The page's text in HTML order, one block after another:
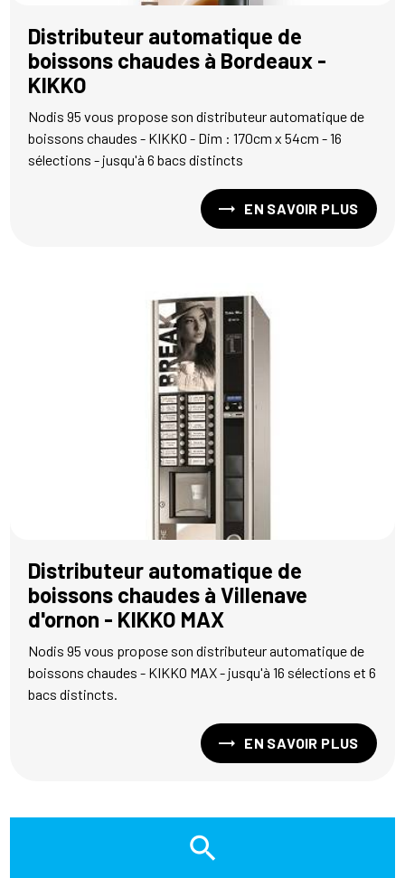
Distributeur automatique de
boissons chaudes à Bordeaux -
KIKKO
Nodis 95 vous propose son distributeur automatique de
boissons chaudes - KIKKO - Dim : 170cm x 54cm - 16
sélections - jusqu'à 6 bacs distincts
EN SAVOIR PLUS
Distributeur automatique de
boissons chaudes à Villenave
d'ornon - KIKKO MAX
Nodis 95 vous propose son distributeur automatique de
boissons chaudes - KIKKO MAX - jusqu'à 16 sélections et 6
bacs distincts.
EN SAVOIR PLUS